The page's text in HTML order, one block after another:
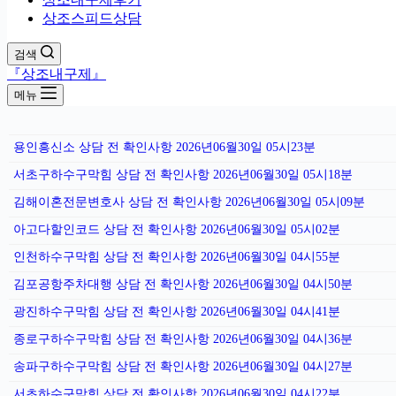
상조스피드상담
검색
『상조내구제』
메뉴
용인흥신소 상담 전 확인사항 2026년06월30일 05시23분
서초구하수구막힘 상담 전 확인사항 2026년06월30일 05시18분
김해이혼전문변호사 상담 전 확인사항 2026년06월30일 05시09분
아고다할인코드 상담 전 확인사항 2026년06월30일 05시02분
인천하수구막힘 상담 전 확인사항 2026년06월30일 04시55분
김포공항주차대행 상담 전 확인사항 2026년06월30일 04시50분
광진하수구막힘 상담 전 확인사항 2026년06월30일 04시41분
종로구하수구막힘 상담 전 확인사항 2026년06월30일 04시36분
송파구하수구막힘 상담 전 확인사항 2026년06월30일 04시27분